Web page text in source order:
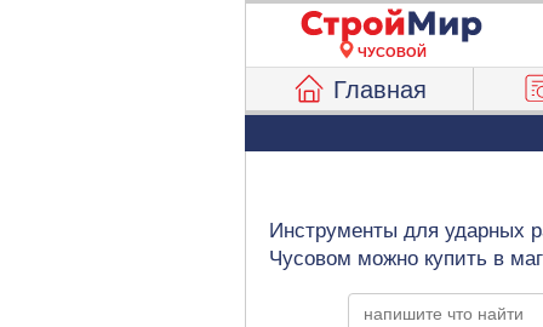
ЧУСОВОЙ
Главная
Инструменты для ударных
Чусовом можно купить в